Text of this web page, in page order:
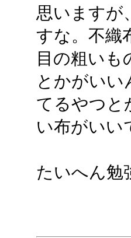
思いますが
すな。不織
目の粗いも
とかがい
てるやつと
い布がいい
たいへん勉